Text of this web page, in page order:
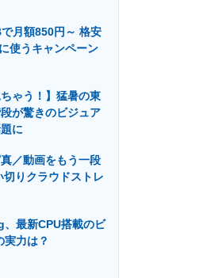
クノロジーの最前線
月額850円～ 格安
使うキャンペーン
ちゃう！】猛暑の東
が驚きのビジュア
に
／動画をもう一段
切りクラウドストレ
、最新CPU搭載のビ
実力は？